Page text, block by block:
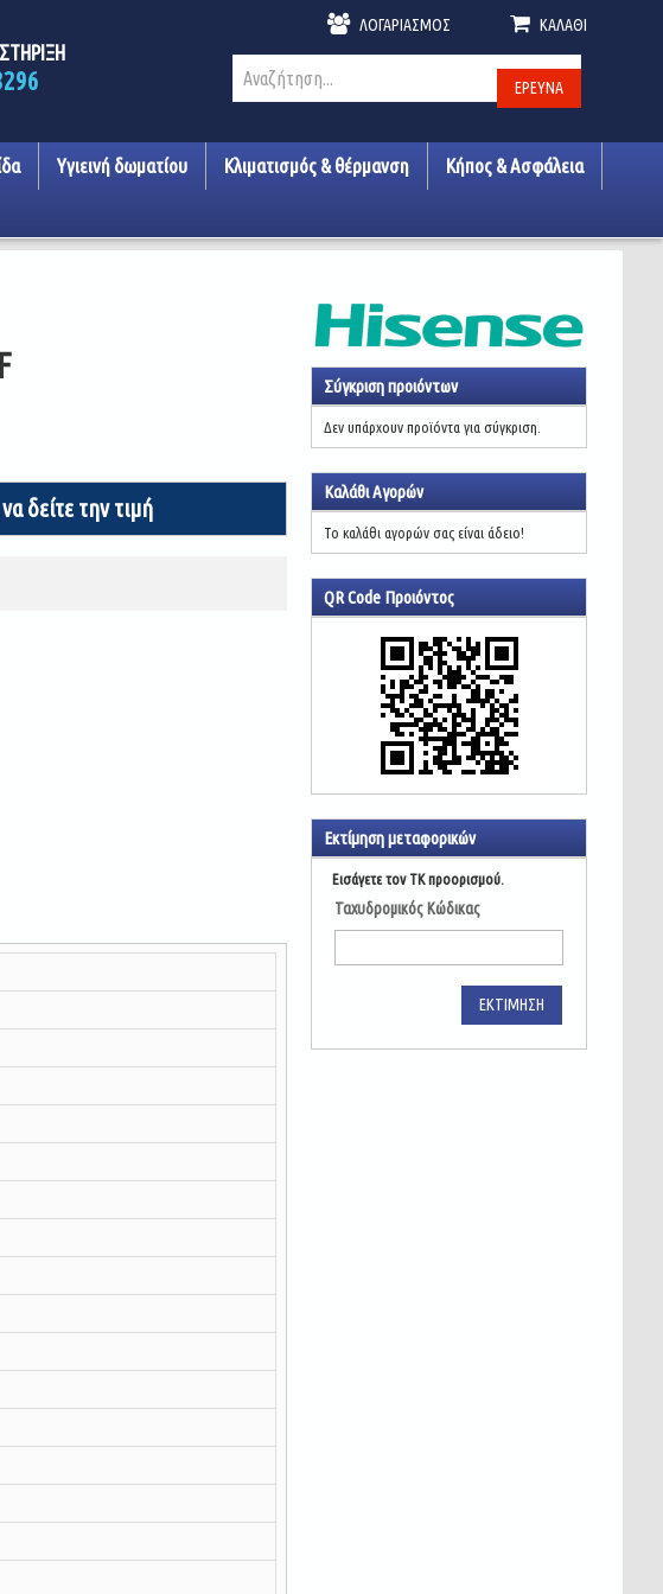
ΛΟΓΑΡΙΑΣΜΌΣ ΚΑΛΆΘΙ
ΈΡΕΥΝΑ
Υγιεινή δωματίου Κλιματισμός & θέρμανση Κήπος & Ασφάλεια
δείτε την τιμή
Σύγκριση προιόντων
Δεν υπάρχουν προϊόντα για σύγκριση.
Καλάθι Αγορών
Το καλάθι αγορών σας είναι άδειο!
QR Code Προιόντος
Εκτίμηση μεταφορικών
Εισάγετε τον ΤΚ προορισμού.
Ταχυδρομικός Κώδικας
ΕΚΤΊΜΗΣΗ